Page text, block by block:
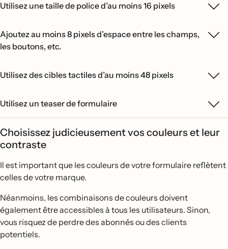
Utilisez une taille de police d’au moins 16 pixels
Ajoutez au moins 8 pixels d’espace entre les champs,
les boutons, etc.
Utilisez des cibles tactiles d’au moins 48 pixels
Utilisez un teaser de formulaire
Choisissez judicieusement vos couleurs et leur
contraste
Il est important que les couleurs de votre formulaire reflètent
celles de votre marque.
Néanmoins, les combinaisons de couleurs doivent
également être accessibles à tous les utilisateurs. Sinon,
vous risquez de perdre des abonnés ou des clients
potentiels.